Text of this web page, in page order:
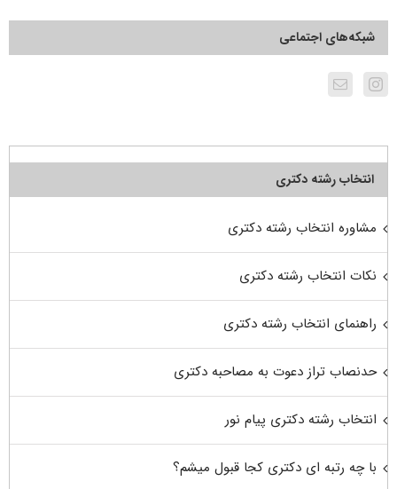
شبکه‌های اجتماعی
انتخاب رشته دکتری
مشاوره انتخاب رشته دکتری
نکات انتخاب رشته دکتری
راهنمای انتخاب رشته دکتری
حدنصاب تراز دعوت به مصاحبه دکتری
انتخاب رشته دکتری پیام نور
با چه رتبه ای دکتری کجا قبول میشم؟